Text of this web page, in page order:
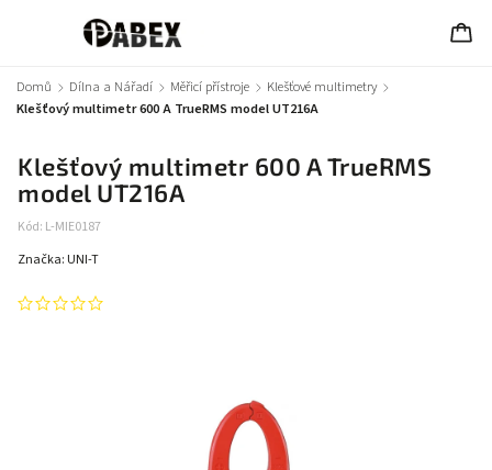
Domů / Dílna a Nářadí / Měřicí přístroje / Klešťové multimetry /
Klešťový multimetr 600 A TrueRMS model UT216A
Klešťový multimetr 600 A TrueRMS
model UT216A
Kód: L-MIE0187
Značka: UNI-T